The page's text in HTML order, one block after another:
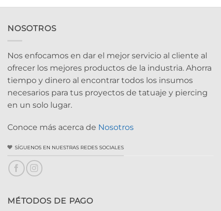
NOSOTROS
Nos enfocamos en dar el mejor servicio al cliente al
ofrecer los mejores productos de la industria. Ahorra
tiempo y dinero al encontrar todos los insumos
necesarios para tus proyectos de tatuaje y piercing
en un solo lugar.
Conoce más acerca de Nosotros
SÍGUENOS EN NUESTRAS REDES SOCIALES
MÉTODOS DE PAGO